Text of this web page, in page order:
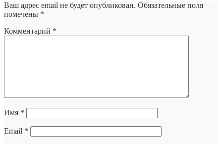
Ваш адрес email не будет опубликован. Обязательные поля
помечены *
Комментарий *
Имя *
Email *